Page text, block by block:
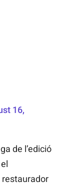
16,
de l’edició
restaurador